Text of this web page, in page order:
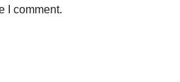
I comment.